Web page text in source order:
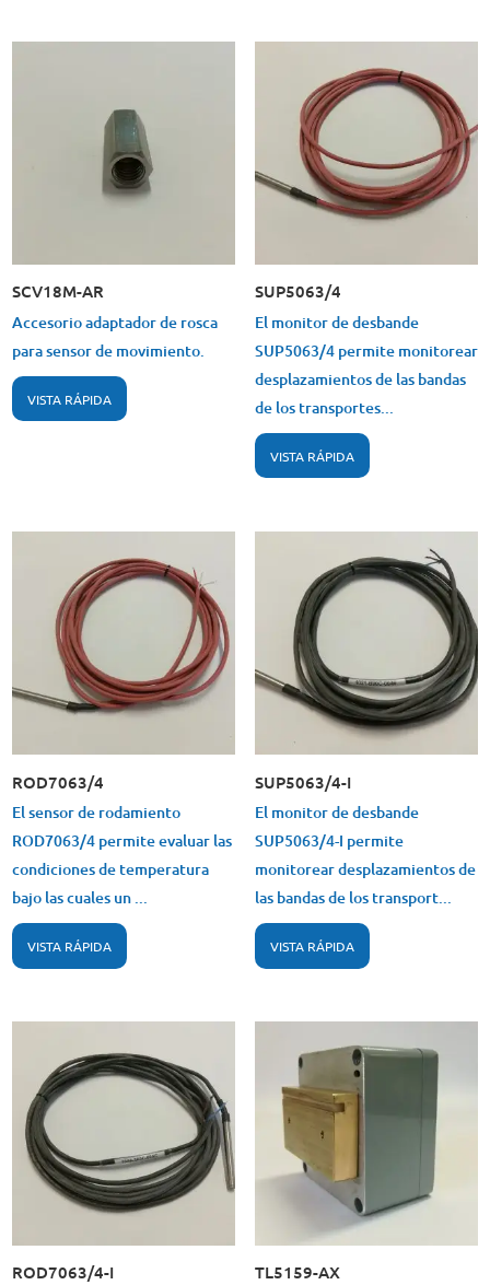
SCV18M-AR
Accesorio adaptador de rosca
para sensor de movimiento.
VISTA RÁPIDA
SUP5063/4
El monitor de desbande
SUP5063/4 permite monitorear
desplazamientos de las bandas
de los transportes...
VISTA RÁPIDA
ROD7063/4
El sensor de rodamiento
ROD7063/4 permite evaluar las
condiciones de temperatura
bajo las cuales un ...
VISTA RÁPIDA
SUP5063/4-I
El monitor de desbande
SUP5063/4-I permite
monitorear desplazamientos de
las bandas de los transport...
VISTA RÁPIDA
ROD7063/4-I TL5159-AX